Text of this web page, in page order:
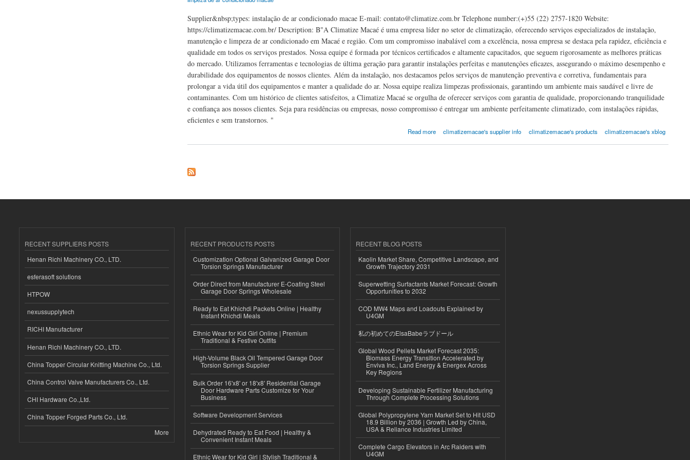
Supplier&nbsp;types: instalação de ar condicionado macae E-mail: contato@climatize.com.br Telephone number:(+)55 (22) 2757-1820 Website:
https://climatizemacae.com.br/ Description: B"A Climatize Macaé é uma empresa líder no setor de climatização, oferecendo serviços especializados de instalação,
manutenção e limpeza de ar condicionado em Macaé e região. Com um compromisso inabalável com a excelência, nossa empresa se destaca pela rapidez, eficiência e
qualidade em todos os serviços prestados. Nossa equipe é formada por técnicos certificados e altamente capacitados, que seguem rigorosamente as melhores práticas
do mercado. Utilizamos ferramentas e tecnologias de última geração para garantir instalações perfeitas e manutenções eficazes, assegurando o máximo desempenho e
durabilidade dos equipamentos de nossos clientes. Além da instalação, nos destacamos pelos serviços de manutenção preventiva e corretiva, fundamentais para
prolongar a vida útil dos equipamentos e manter a qualidade do ar. Nossa equipe realiza limpezas profissionais, garantindo um ambiente mais saudável e livre de
contaminantes. Com um histórico de clientes satisfeitos, a Climatize Macaé se orgulha de oferecer serviços com garantia de qualidade, proporcionando tranquilidade
e confiança aos nossos clientes. Seja para residências ou empresas, nosso compromisso é entregar um ambiente perfeitamente climatizado, com instalações rápidas,
eficientes e sem transtornos. "
Read more climatizemacae's supplier info climatizemacae's products climatizemacae's xblog
RECENT SUPPLIERS POSTS
Henan Richi Machinery CO., LTD.
esferasoft solutions
HTPOW
nexussupplytech
RICHI Manufacturer
Henan Richi Machinery CO., LTD.
China Topper Circular Knitting Machine Co., Ltd.
China Control Valve Manufacturers Co., Ltd.
CHI Hardware Co.,Ltd.
China Topper Forged Parts Co., Ltd.
More
RECENT PRODUCTS POSTS
Customization Optional Galvanized Garage Door
Torsion Springs Manufacturer
Order Direct from Manufacturer E-Coating Steel
Garage Door Springs Wholesale
Ready to Eat Khichdi Packets Online | Healthy
Instant Khichdi Meals
Ethnic Wear for Kid Girl Online | Premium
Traditional & Festive Outfits
High-Volume Black Oil Tempered Garage Door
Torsion Springs Supplier
Bulk Order 16'x8' or 18'x8' Residential Garage
Door Hardware Parts Customize for Your
Business
Software Development Services
Dehydrated Ready to Eat Food | Healthy &
Convenient Instant Meals
Ethnic Wear for Kid Girl | Stylish Traditional &
RECENT BLOG POSTS
Kaolin Market Share, Competitive Landscape, and
Growth Trajectory 2031
Superwetting Surfactants Market Forecast: Growth
Opportunities to 2032
COD MW4 Maps and Loadouts Explained by
U4GM
私の初めてのElsaBabeラブドール
Global Wood Pellets Market Forecast 2035:
Biomass Energy Transition Accelerated by
Enviva Inc., Land Energy & Energex Across
Key Regions
Developing Sustainable Fertilizer Manufacturing
Through Complete Processing Solutions
Global Polypropylene Yarn Market Set to Hit USD
18.9 Billion by 2036 | Growth Led by China,
USA & Reliance Industries Limited
Complete Cargo Elevators in Arc Raiders with
U4GM